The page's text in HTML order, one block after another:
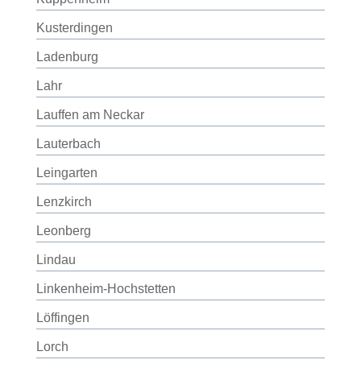
Kusterdingen
Ladenburg
Lahr
Lauffen am Neckar
Lauterbach
Leingarten
Lenzkirch
Leonberg
Lindau
Linkenheim-Hochstetten
Löffingen
Lorch